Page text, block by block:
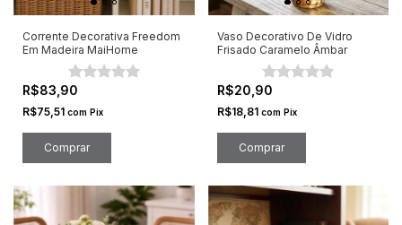
Corrente Decorativa Freedom
Em Madeira MaiHome
R$83,90
R$75,51 com Pix
Comprar
Vaso Decorativo De Vidro
Frisado Caramelo Âmbar
R$20,90
R$18,81 com Pix
Comprar